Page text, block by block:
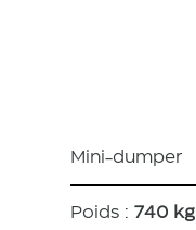
Mini-dumper
Poids : 740 kg